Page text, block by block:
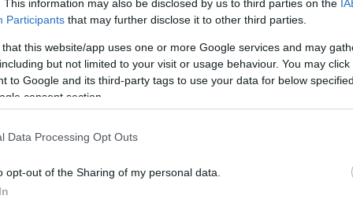
This information may also be disclosed by us to third parties on the
Participants that may further disclose it to other third parties.
that this website/app uses one or more Google services and may
but not limited to your visit or usage behaviour. You may
to Google and its third-party tags to use your data for below
consent section.
Data Processing Opt Outs
opt-out of the Sharing of my personal data.
Berlīni un tālāk, piemēram, Bādgašteinu,
Austrijas Alpos. Tas ir mans sapnis, ko ļoti ceru
ar starpvalstu plāniem vilcieniem pa
ir jāpārvadā.
modelim Latvijas mērogā daudzviet
to darīt daudz labākā kvalitātē. Sāku
kad Rīgas aglomerācijas samērā plašajā
Iecavas virzienam otrā debess